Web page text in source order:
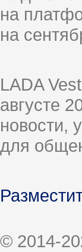
на
на
LADA
августе
новости,
для
© 2014-